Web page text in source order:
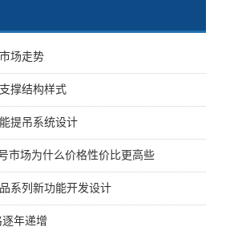
场走势
撑结构样式
提吊系统设计
市场为什么价格性价比更高些
系列新功能开发设计
年递增